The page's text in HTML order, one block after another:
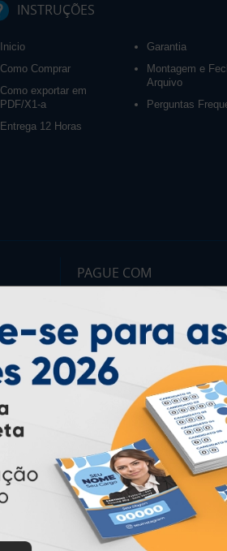
INSTRUÇÕES
Inicio
Como Comprar
Como exportar em
PDF/X1-a
Entrega 12 Horas
Garantia
Montagem e
Arquivo
Perguntas
PAGUE COM
* Pagamento com cartão de crédito terá
** Pagamentos a prazo poderão ter
*** Nota fiscal sujeita a emissão de acordo
serviço, conforme legislação pertinente.
PARTICIPE